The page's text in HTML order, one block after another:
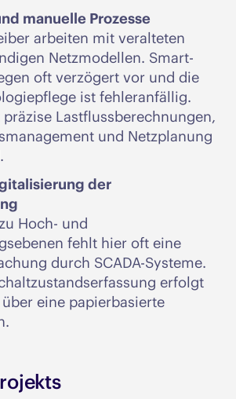
manuelle Prozesse
arbeiten mit veralteten
Netzmodellen. Smart-
oft verzögert vor und die
ist fehleranfällig.
Lastflussberechnungen,
und Netzplanung
der
Hoch- und
fehlt hier oft eine
durch SCADA-Systeme.
erfolgt
eine papierbasierte